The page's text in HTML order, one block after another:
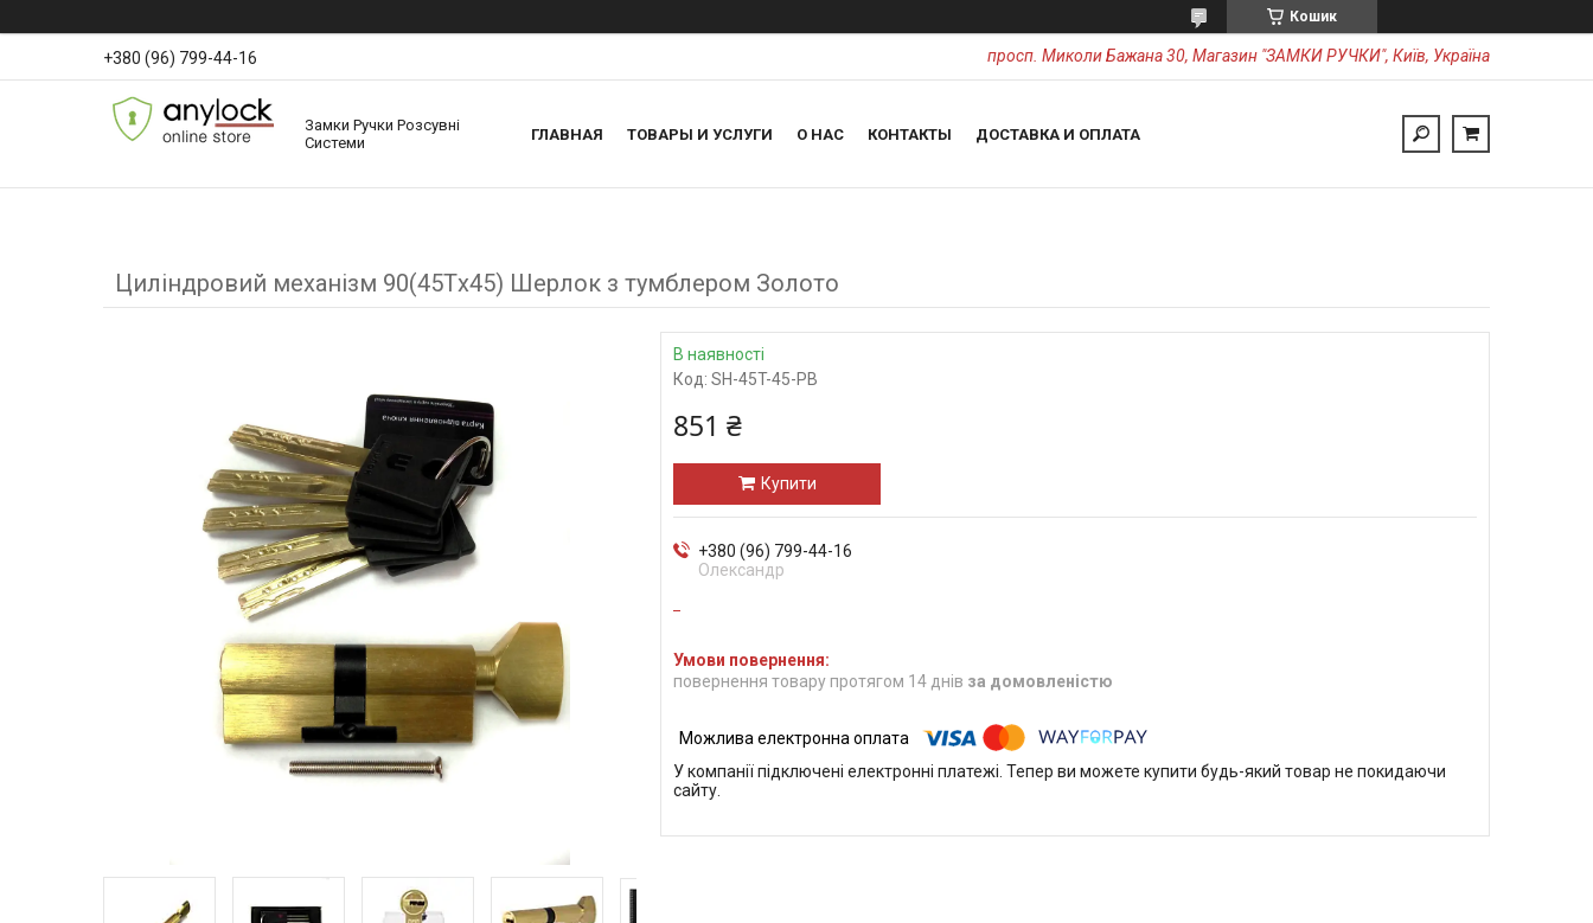
Кошик
+380 (96) 799-44-16 просп. Миколи Бажана 30, Магазин "ЗАМКИ РУЧКИ", Київ, Україна
Замки Ручки Розсувні
Системи
ГЛАВНАЯ ТОВАРЫ И УСЛУГИ О НАС КОНТАКТЫ ДОСТАВКА И ОПЛАТА
Циліндровий механізм 90(45Тx45) Шерлок з тумблером Золото
В наявності
Код: SH-45T-45-PB
851 ₴
Купити
+380 (96) 799-44-16
Олександр
повернення товару протягом 14 днів за домовленістю
У компанії підключені електронні платежі. Тепер ви можете купити будь-який товар не покидаючи
сайту.